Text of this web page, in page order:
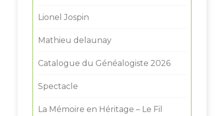
Lionel Jospin
Mathieu delaunay
Catalogue du Généalogiste 2026
Spectacle
La Mémoire en Héritage – Le Fil